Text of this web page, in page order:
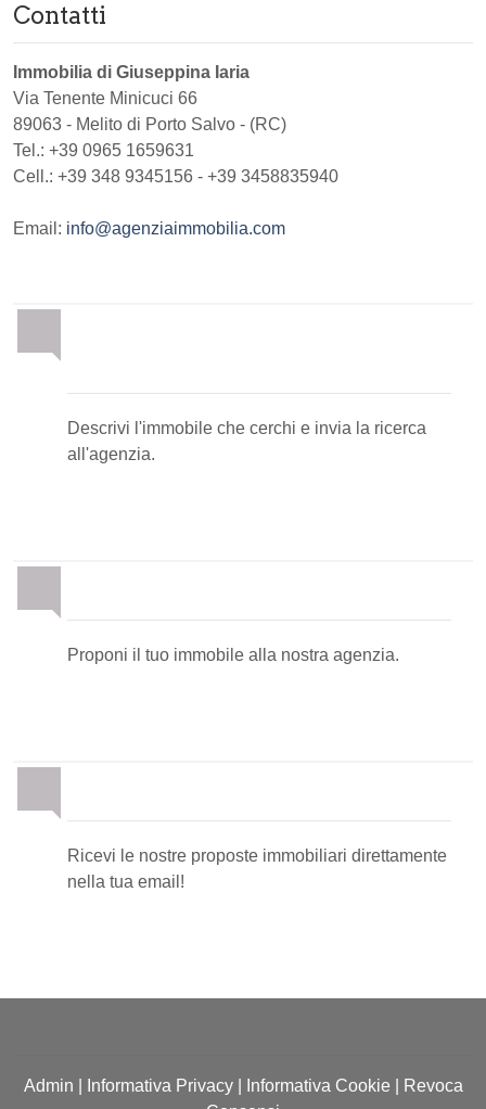
Contatti
Immobilia di Giuseppina Iaria
Via Tenente Minicuci 66
89063 - Melito di Porto Salvo - (RC)
Tel.: +39 0965 1659631
Cell.: +39 348 9345156 - +39 3458835940
Email: info@agenziaimmobilia.com
Descrivi l'immobile che cerchi e invia la ricerca
all'agenzia.
Proponi il tuo immobile alla nostra agenzia.
Ricevi le nostre proposte immobiliari direttamente
nella tua email!
Admin Informativa Privacy| Informativa Cookie
Revoca